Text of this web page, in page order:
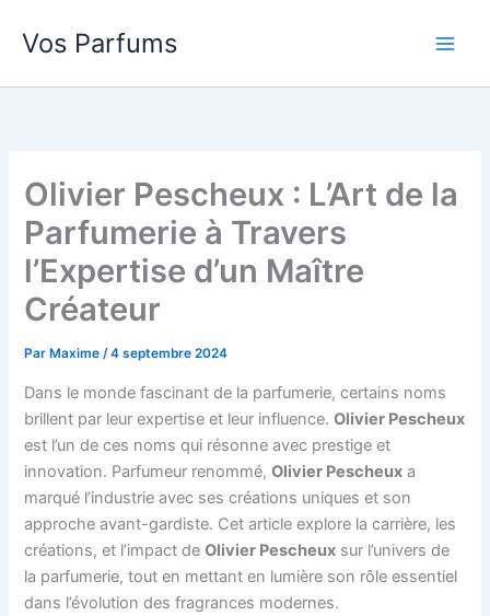
Vos Parfums
Olivier Pescheux : L’Art de la
Parfumerie à Travers
l’Expertise d’un Maître
Créateur
Par Maxime/4 septembre 2024
Dans le monde fascinant de la parfumerie, certains noms
brillent par leur expertise et leur influence.Olivier Pescheux
est l’un de ces noms qui résonne avec prestige et
innovation. Parfumeur renommé,Olivier Pescheux a
marqué l’industrie avec ses créations uniques et son
approche avant-gardiste. Cet article explore la carrière, les
créations, et l’impact deOlivier Pescheux sur l’univers de
la parfumerie, tout en mettant en lumière son rôle essentiel
dans l’évolution des fragrances modernes.